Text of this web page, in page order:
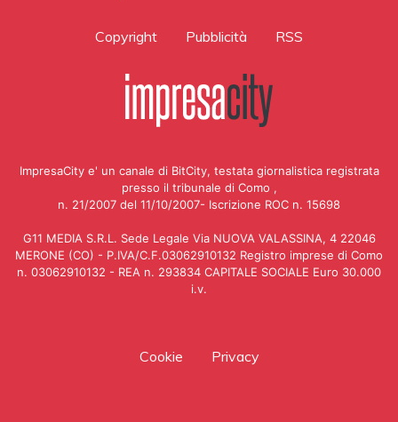
Copyright Pubblicità RSS
ImpresaCity e' un canale di BitCity, testata giornalistica registrata
presso il tribunale di Como ,
n. 21/2007 del 11/10/2007- Iscrizione ROC n. 15698
G11 MEDIA S.R.L. Sede Legale Via NUOVA VALASSINA, 4 22046
MERONE (CO) - P.IVA/C.F.03062910132 Registro imprese di Como
n. 03062910132 - REA n. 293834 CAPITALE SOCIALE Euro 30.000
i.v.
Cookie Privacy